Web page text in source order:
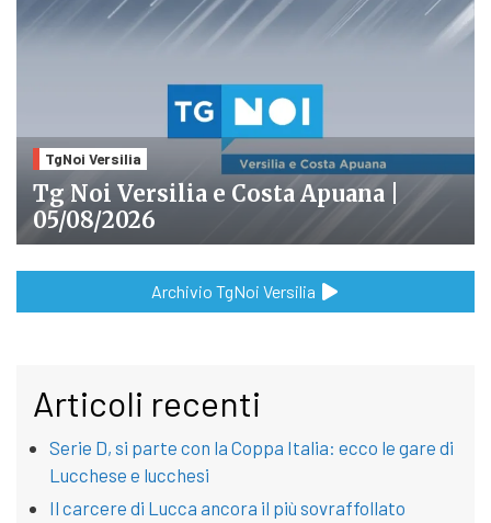
TgNoi Versilia
Tg Noi Versilia e Costa Apuana |
05/08/2026
Archivio TgNoi Versilia
Articoli recenti
Serie D, si parte con la Coppa Italia: ecco le gare di
Lucchese e lucchesi
Il carcere di Lucca ancora il più sovraffollato